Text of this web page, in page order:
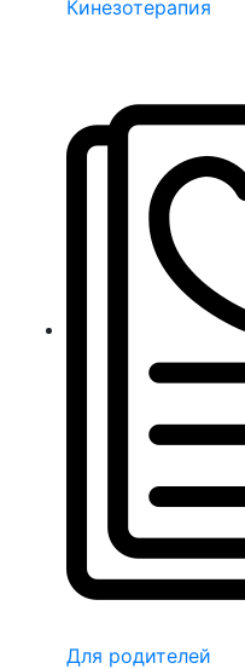
Кинезотерапия
Для родителей